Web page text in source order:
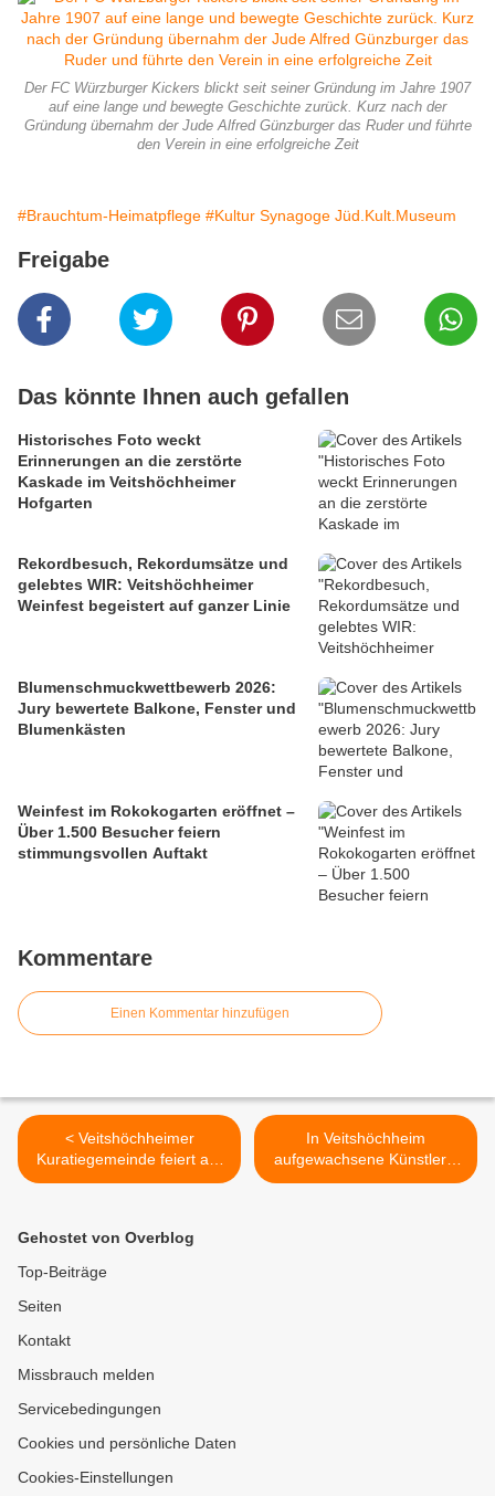
Der FC Würzburger Kickers blickt seit seiner Gründung im Jahre 1907
auf eine lange und bewegte Geschichte zurück. Kurz nach der
Gründung übernahm der Jude Alfred Günzburger das Ruder und führte
den Verein in eine erfolgreiche Zeit
#Brauchtum-Heimatpflege #Kultur Synagoge Jüd.Kult.Museum
Freigabe
Das könnte Ihnen auch gefallen
Historisches Foto weckt
Erinnerungen an die zerstörte
Kaskade im Veitshöchheimer
Hofgarten
Rekordbesuch, Rekordumsätze und
gelebtes WIR: Veitshöchheimer
Weinfest begeistert auf ganzer Linie
Blumenschmuckwettbewerb 2026:
Jury bewertete Balkone, Fenster und
Blumenkästen
Weinfest im Rokokogarten eröffnet –
Über 1.500 Besucher feiern
stimmungsvollen Auftakt
Kommentare
Einen Kommentar hinzufügen
< Veitshöchheimer
Kuratiegemeinde feiert am
6. März 50 Jahre Weihe der
In Veitshöchheim
aufgewachsene Künstlerin
Kathrin Feser bei Dreier-
Gehostet von Overblog
Top-Beiträge
Seiten
Kontakt
Missbrauch melden
Servicebedingungen
Cookies und persönliche Daten
Cookies-Einstellungen